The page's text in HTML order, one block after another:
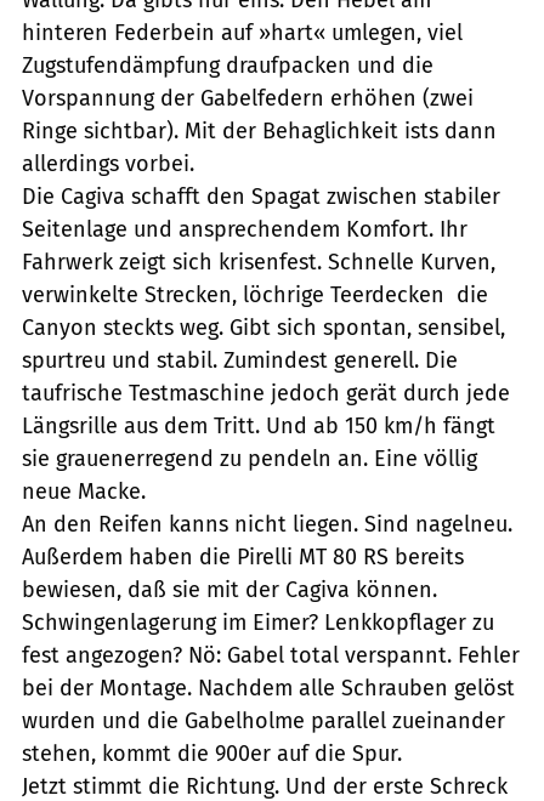
hinteren Federbein auf »hart« umlegen, viel
Zugstufendämpfung draufpacken und die
Vorspannung der Gabelfedern erhöhen (zwei
Ringe sichtbar). Mit der Behaglichkeit ists dann
allerdings vorbei.
Die Cagiva schafft den Spagat zwischen stabiler
Seitenlage und ansprechendem Komfort. Ihr
Fahrwerk zeigt sich krisenfest. Schnelle Kurven,
verwinkelte Strecken, löchrige Teerdecken  die
Canyon steckts weg. Gibt sich spontan, sensibel,
spurtreu und stabil. Zumindest generell. Die
taufrische Testmaschine jedoch gerät durch jede
Längsrille aus dem Tritt. Und ab 150 km/h fängt
sie grauenerregend zu pendeln an. Eine völlig
neue Macke.
An den Reifen kanns nicht liegen. Sind nagelneu.
Außerdem haben die Pirelli MT 80 RS bereits
bewiesen, daß sie mit der Cagiva können.
Schwingenlagerung im Eimer? Lenkkopflager zu
fest angezogen? Nö: Gabel total verspannt. Fehler
bei der Montage. Nachdem alle Schrauben gelöst
wurden und die Gabelholme parallel zueinander
stehen, kommt die 900er auf die Spur.
Jetzt stimmt die Richtung. Und der erste Schreck